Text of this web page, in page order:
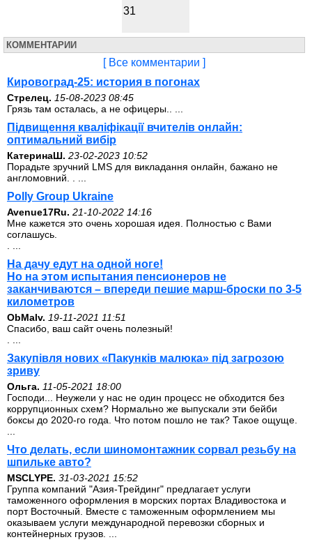
31
КОММЕНТАРИИ
[ Все комментарии ]
Кировоград-25: история в погонах
Стрелец. 15-08-2023 08:45
Грязь там осталась, а не офицеры.. ...
Підвищення кваліфікації вчителів онлайн:
оптимальний вибір
КатеринаШ. 23-02-2023 10:52
Порадьте зручний LMS для викладання онлайн, бажано не
англомовний. . ...
Polly Group Ukraine
Avenue17Ru. 21-10-2022 14:16
Мне кажется это очень хорошая идея. Полностью с Вами
соглашусь.
На дачу едут на одной ноге!
Но на этом испытания пенсионеров не
заканчиваются – впереди пешие марш-броски по 3-5
километров
ОbMalv. 19-11-2021 11:51
Спасибо, ваш сайт очень полезный!
Закупівля нових «Пакунків малюка» під загрозою
зриву
Ольга. 11-05-2021 18:00
Господи... Неужели у нас не один процесс не обходится без
коррупционных схем? Нормально же выпускали эти бейби
боксы до 2020-го года. Что потом пошло не так? Такое ощуще.
Что делать, если шиномонтажник сорвал резьбу на
шпильке авто?
MSCLYPE. 31-03-2021 15:52
Группа компаний "Азия-Трейдинг" предлагает услуги
таможенного оформления в морских портах Владивостока и
порт Восточный. Вместе с таможенным оформлением мы
оказываем услуги международной перевозки сборных и
контейнерных грузов. ...